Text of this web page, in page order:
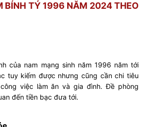
BÍNH TÝ 1996 NĂM 2024 THEO
của nam mạng sinh năm 1996 năm tới
tuy kiếm được nhưng cũng cần chi tiêu
việc làm ăn và gia đình. Đề phòng
đến tiền bạc đưa tới.